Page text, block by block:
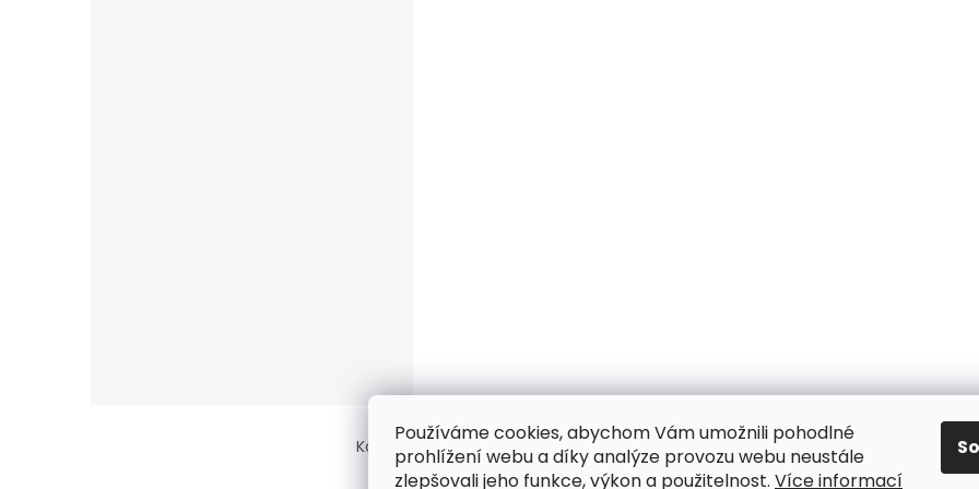
Používáme cookies, abychom Vám umožnili pohodlné
prohlížení webu a díky analýze provozu webu neustále
zlepšovali jeho funkce, výkon a použitelnost. Více informací
Kontakt / Obchodní podmínky / Ochrana osobních údajů / Reklamace /